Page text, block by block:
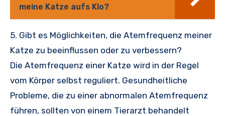
meine Katze aufs Klo?
5. Gibt es Möglichkeiten, die Atemfrequenz meiner
Katze zu beeinflussen oder zu verbessern?
Die Atemfrequenz einer Katze wird in der Regel
vom Körper selbst reguliert. Gesundheitliche
Probleme, die zu einer abnormalen Atemfrequenz
führen, sollten von einem Tierarzt behandelt